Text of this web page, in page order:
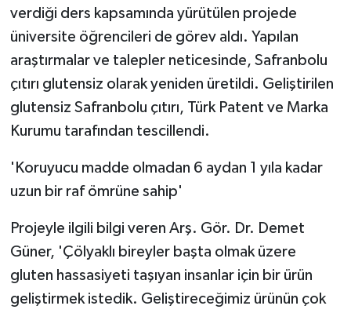
verdiği ders kapsamında yürütülen projede
üniversite öğrencileri de görev aldı. Yapılan
araştırmalar ve talepler neticesinde, Safranbolu
çıtırı glutensiz olarak yeniden üretildi. Geliştirilen
glutensiz Safranbolu çıtırı, Türk Patent ve Marka
Kurumu tarafından tescillendi.
'Koruyucu madde olmadan 6 aydan 1 yıla kadar
uzun bir raf ömrüne sahip'
Projeyle ilgili bilgi veren Arş. Gör. Dr. Demet
Güner, 'Çölyaklı bireyler başta olmak üzere
gluten hassasiyeti taşıyan insanlar için bir ürün
geliştirmek istedik. Geliştireceğimiz ürünün çok